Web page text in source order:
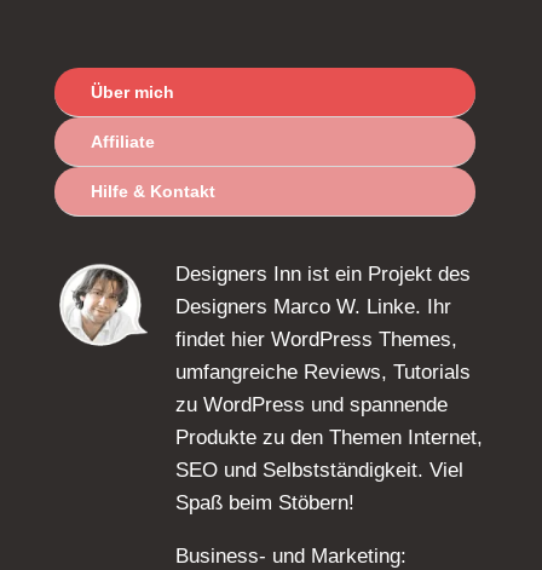
Über mich
Affiliate
Hilfe & Kontakt
Designers Inn ist ein Projekt des
Designers Marco W. Linke. Ihr
findet hier WordPress Themes,
umfangreiche Reviews, Tutorials
zu WordPress und spannende
Produkte zu den Themen Internet,
SEO und Selbstständigkeit. Viel
Spaß beim Stöbern!
Business- und Marketing: